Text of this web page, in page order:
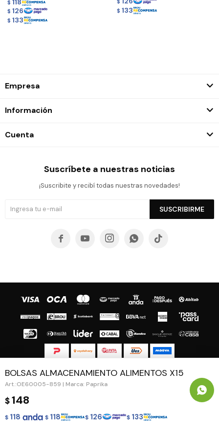
BOLSAS ALMACENAMIENTO ALIMENTOS X15
OE60005-859 | Marca: Paprika
$148
$ 118 $ 118 $ 126 $ 133
$ 118
$ 126
$ 133
$
$ 133
Empresa
Información
Cuenta
Suscríbete a nuestras noticias
¡Suscribite y recibí todas nuestras novedades!
SUSCRIBIRME
    
© Copyright 2026 / Guapa - Paprika